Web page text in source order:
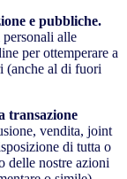
e pubbliche.
alle
per ottemperare a
(anche al di fuori
transazione
vendita, joint
di tutta o
delle nostre azioni